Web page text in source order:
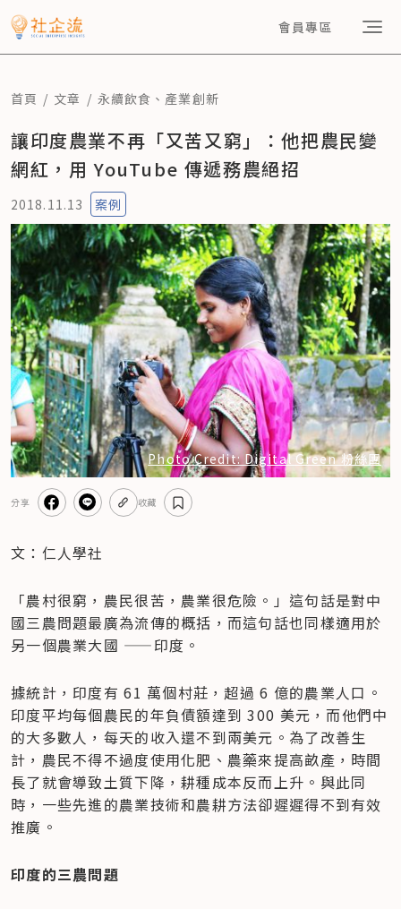
會員專區
首頁 文章 永續飲食 、 產業創新
讓印度農業不再「又苦又窮」：他把農民變
網紅，用 YouTube 傳遞務農絕招
2018.11.13 案例
Photo Credit: Digital Green 粉絲團
分享 收藏
文：仁人學社
「農村很窮，農民很苦，農業很危險。」這句話是對中
國三農問題最廣為流傳的概括，而這句話也同樣適用於
另一個農業大國 ——印度。
據統計，印度有 61 萬個村莊，超過 6 億的農業人口。
印度平均每個農民的年負債額達到 300 美元，而他們中
的大多數人，每天的收入還不到兩美元。為了改善生
計，農民不得不過度使用化肥、農藥來提高畝產，時間
長了就會導致土質下降，耕種成本反而上升。與此同
時，一些先進的農業技術和農耕方法卻遲遲得不到有效
推廣。
印度的三農問題